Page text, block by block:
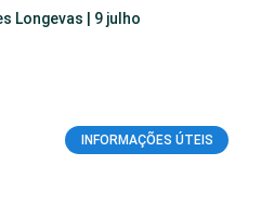
Longevas | 9 julho
INFORMAÇÕES ÚTEIS